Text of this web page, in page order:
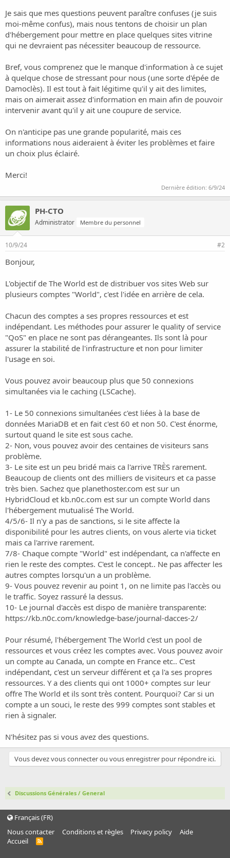
Je sais que mes questions peuvent paraître confuses (je suis
moi-même confus), mais nous tentons de choisir un plan
d'hébergement pour mettre en place quelques sites vitrine
qui ne devraient pas nécessiter beaucoup de ressource.
Bref, vous comprenez que le manque d'information à ce sujet
à quelque chose de stressant pour nous (une sorte d'épée de
Damoclès). Il est tout à fait légitime qu'il y ait des limites,
mais on aimerait assez d'information en main afin de pouvoir
intervenir avant qu'il y ait une coupure de service.
On n'anticipe pas une grande popularité, mais ces
informations nous aideraient à éviter les problèmes et faire
un choix plus éclairé.
Merci!
Dernière édition: 6/9/24
PH-CTO
Administrator Membre du personnel
10/9/24 #2
Bonjour,
L'objectif de The World est de distribuer vos sites Web sur
plusieurs comptes "World", c'est l'idée en arrière de cela.
Chacun des comptes a ses propres ressources et est
indépendant. Les méthodes pour assurer le quality of service
"QoS" en place ne sont pas dérangeantes. Ils sont là pour
assurer la stabilité de l'infrastructure et non pour limiter
l'usage en soi.
Vous pouvez avoir beaucoup plus que 50 connexions
simultanées via le caching (LSCache).
1- Le 50 connexions simultanées c'est liées à la base de
données MariaDB et en fait c'est 60 et non 50. C'est énorme,
surtout quand le site est sous cache.
2- Non, vous pouvez avoir des centaines de visiteurs sans
problème.
3- Le site est un peu bridé mais ca l'arrive TRÈS rarement.
Beaucoup de clients ont des milliers de visiteurs et ca passe
très bien. Sachez que planethoster.com est sur un
HybridCloud et kb.n0c.com est sur un compte World dans
l'hébergement mutualisé The World.
4/5/6- Il n'y a pas de sanctions, si le site affecte la
disponibilité pour les autres clients, on vous alerte via ticket
mais ca l'arrive rarement.
7/8- Chaque compte "World" est indépendant, ca n'affecte en
rien le reste des comptes. C'est le concept.. Ne pas affecter les
autres comptes lorsqu'un a un problème.
9- Vous pouvez revenir au point 1, on ne limite pas l'accès ou
le traffic. Soyez rassuré la dessus.
10- Le journal d'accès est dispo de manière transparente:
https://kb.n0c.com/knowledge-base/journal-dacces-2/
Pour résumé, l'hébergement The World c'est un pool de
ressources et vous créez les comptes avec. Vous pouvez avoir
un compte au Canada, un compte en France etc.. C'est
indépendant, c'est un serveur différent et ça l'a ses propres
ressources. Y a des clients qui ont 1000+ comptes sur leur
offre The World et ils sont très content. Pourquoi? Car si un
compte a un souci, le reste des 999 comptes sont stables et
rien à signaler.
N'hésitez pas si vous avez des questions.
Vous devez vous connecter ou vous enregistrer pour répondre ici.
Discussions Générales / General
Français (FR)
Nous contacter
Conditions et règles Privacy policy
Aide
Accueil
R